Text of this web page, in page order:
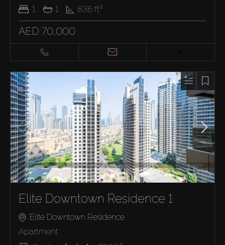
1
1 836 ft²
AED 70,000
Elite Downtown Residence 1
Elite Downtown Residence
Apartment